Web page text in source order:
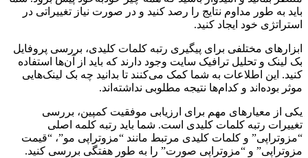
باید به طور مداوم نتایج را رصد کنید و در صورت نیاز تغییراتی در
استراتژی خود ایجاد کنید.
ابزارهای مختلفی برای پیگیری رتبه کلمات کلیدی، بررسی پروفایل
بک لینک و تحلیل ترافیک سایت وجود دارند که باید از آن‌ها استفاده
کنید. این اطلاعات به شما کمک می‌کنند تا بدانید چه بک لینک‌هایی
موثر بوده‌اند و کدام‌ها نتیجه مطلوبی نداشته‌اند.
یکی از معیارهای مهم برای ارزیابی موفقیت کمپین، بررسی
تغییرات رتبه کلمات کلیدی است. شما باید رتبه کلمه اصلی
“مزوتراپی” و کلمات کلیدی مرتبط مانند “مزوتراپی مو”، “قیمت
مزوتراپی” و “مزوتراپی صورت” را به طور هفتگی بررسی کنید.